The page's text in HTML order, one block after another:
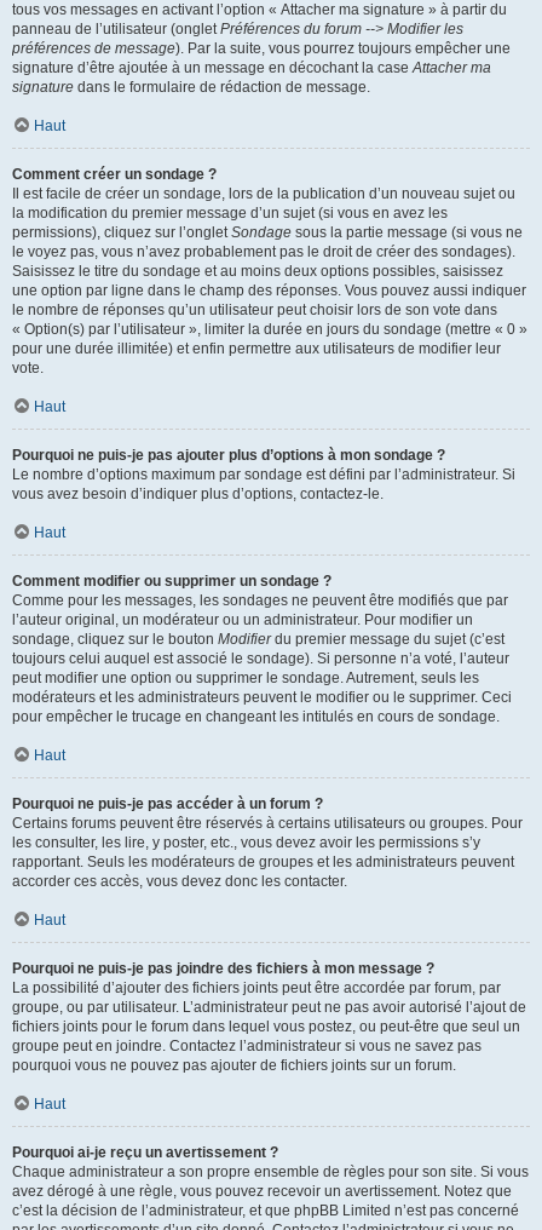
tous vos messages en activant l’option « Attacher ma signature » à partir du
panneau de l’utilisateur (ongletPréférences du forum --> Modifier les
préférences de message). Par la suite, vous pourrez toujours empêcher une
signature d’être ajoutée à un message en décochant la caseAttacher ma
signature dans le formulaire de rédaction de message.
Haut
Comment créer un sondage ?
Il est facile de créer un sondage, lors de la publication d’un nouveau sujet ou
la modification du premier message d’un sujet (si vous en avez les
permissions), cliquez sur l’ongletSondage sous la partie message (si vous ne
le voyez pas, vous n’avez probablement pas le droit de créer des sondages).
Saisissez le titre du sondage et au moins deux options possibles, saisissez
une option par ligne dans le champ des réponses. Vous pouvez aussi indiquer
le nombre de réponses qu’un utilisateur peut choisir lors de son vote dans
« Option(s) par l’utilisateur », limiter la durée en jours du sondage (mettre « 0 »
pour une durée illimitée) et enfin permettre aux utilisateurs de modifier leur
vote.
Haut
Pourquoi ne puis-je pas ajouter plus d’options à mon sondage ?
Le nombre d’options maximum par sondage est défini par l’administrateur. Si
vous avez besoin d’indiquer plus d’options, contactez-le.
Haut
Comment modifier ou supprimer un sondage ?
Comme pour les messages, les sondages ne peuvent être modifiés que par
l’auteur original, un modérateur ou un administrateur. Pour modifier un
sondage, cliquez sur le bouton Modifierdu premier message du sujet (c’est
toujours celui auquel est associé le sondage). Si personne n’a voté, l’auteur
peut modifier une option ou supprimer le sondage. Autrement, seuls les
modérateurs et les administrateurs peuvent le modifier ou le supprimer. Ceci
pour empêcher le trucage en changeant les intitulés en cours de sondage.
Haut
Pourquoi ne puis-je pas accéder à un forum ?
Certains forums peuvent être réservés à certains utilisateurs ou groupes. Pour
les consulter, les lire, y poster, etc., vous devez avoir les permissions s’y
rapportant. Seuls les modérateurs de groupes et les administrateurs peuvent
accorder ces accès, vous devez donc les contacter.
Haut
Pourquoi ne puis-je pas joindre des fichiers à mon message ?
La possibilité d’ajouter des fichiers joints peut être accordée par forum, par
groupe, ou par utilisateur. L’administrateur peut ne pas avoir autorisé l’ajout de
fichiers joints pour le forum dans lequel vous postez, ou peut-être que seul un
groupe peut en joindre. Contactez l’administrateur si vous ne savez pas
pourquoi vous ne pouvez pas ajouter de fichiers joints sur un forum.
Haut
Pourquoi ai-je reçu un avertissement ?
Chaque administrateur a son propre ensemble de règles pour son site. Si vous
avez dérogé à une règle, vous pouvez recevoir un avertissement. Notez que
c’est la décision de l’administrateur, et que phpBB Limited n’est pas concerné